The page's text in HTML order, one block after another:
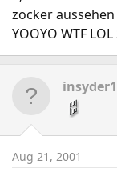
zocker
YOOYO WTF
Aug 21, 2001